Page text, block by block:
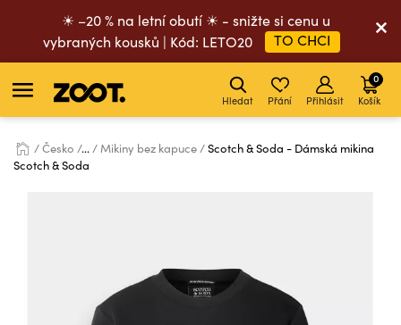
☀ –20 % na letní obutí ☀ - snižte si cenu u
vybraných kousků | Kód: LETO20
TO CHCI
Hledat Přání Přihlásit Košík
0
Česko ... Mikiny bez kapuce
Scotch & Soda - Dámská mikina
Scotch & Soda